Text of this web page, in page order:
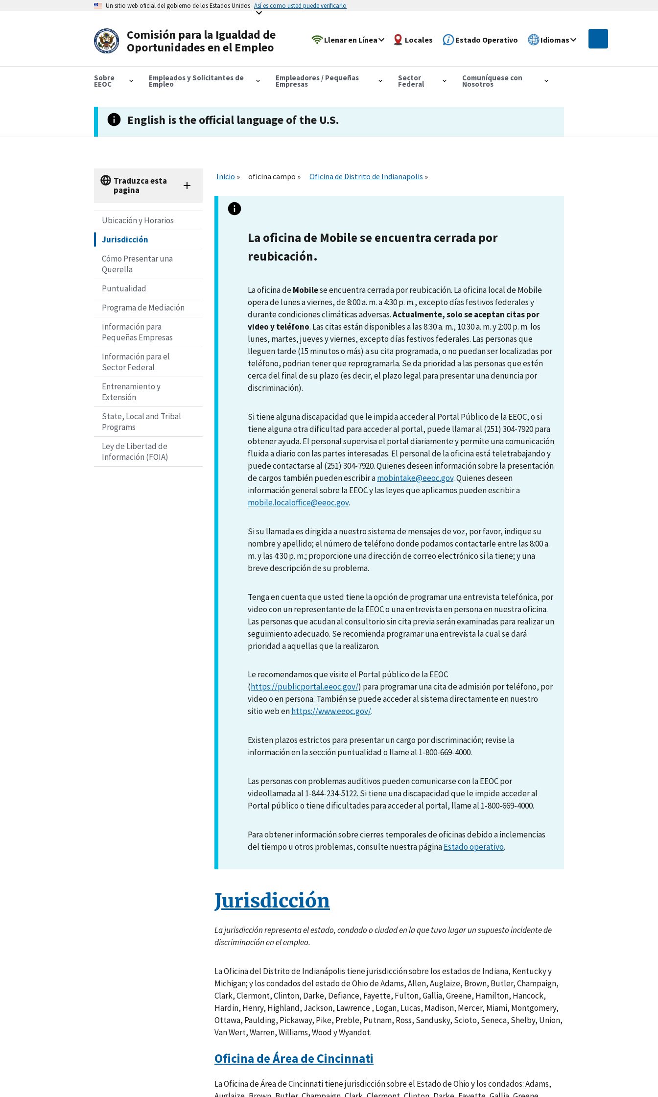
Un sitio web oficial del gobierno de los Estados Unidos Así es como usted puede verificarlo
Comisión para la Igualdad de
Oportunidades en el Empleo
Llenar en Línea Locales Estado Operativo Idiomas
Sobre
EEOC
Empleados y Solicitantes de
Empleo
Empleadores / Pequeñas
Empresas
Sector
Federal
Comuníquese con
Nosotros
English is the official language of the U.S.
Traduzca esta
pagina
Ubicación y Horarios
Jurisdicción
Cómo Presentar una
Querella
Puntualidad
Programa de Mediación
Información para
Pequeñas Empresas
Información para el
Sector Federal
Entrenamiento y
Extensión
State, Local and Tribal
Programs
Ley de Libertad de
Información (FOIA)
Inicio oficina campo Oficina de Distrito de Indianapolis
La oficina de Mobile se encuentra cerrada por
reubicación.
La oficina deMobilese encuentra cerrada por reubicación. La oficina local de Mobile
opera de lunes a viernes, de 8:00 a. m. a 4:30 p. m., excepto días festivos federales y
durante condiciones climáticas adversas.Actualmente, solo se aceptan citas por
video y teléfono. Las citas están disponibles a las 8:30 a. m., 10:30 a. m. y 2:00 p. m. los
lunes, martes, jueves y viernes, excepto días festivos federales. Las personas que
lleguen tarde (15 minutos o más) a su cita programada, o no puedan ser localizadas por
teléfono, podrian tener que reprogramarla. Se da prioridad a las personas que estén
cerca del final de su plazo (es decir, el plazo legal para presentar una denuncia por
discriminación).
Si tiene alguna discapacidad que le impida acceder al Portal Público de la EEOC, o si
tiene alguna otra dificultad para acceder al portal, puede llamar al (251) 304-7920 para
obtener ayuda. El personal supervisa el portal diariamente y permite una comunicación
fluida a diario con las partes interesadas. El personal de la oficina está teletrabajando y
puede contactarse al (251) 304-7920. Quienes deseen información sobre la presentación
de cargos también pueden escribir amobintake@eeoc.gov. Quienes deseen
información general sobre la EEOC y las leyes que aplicamos pueden escribir a
mobile.localoffice@eeoc.gov.
Si su llamada es dirigida a nuestro sistema de mensajes de voz, por favor, indique su
nombre y apellido; el número de teléfono donde podamos contactarle entre las 8:00 a.
m. y las 4:30 p. m.; proporcione una dirección de correo electrónico si la tiene; y una
breve descripción de su problema.
Tenga en cuenta que usted tiene la opción de programar una entrevista telefónica, por
video con un representante de la EEOC o una entrevista en persona en nuestra oficina.
Las personas que acudan al consultorio sin cita previa serán examinadas para realizar un
seguimiento adecuado. Se recomienda programar una entrevista la cual se dará
prioridad a aquellas que la realizaron.
Le recomendamos que visite el Portal público de la EEOC
(https://publicportal.eeoc.gov/) para programar una cita de admisión por teléfono, por
video o en persona. También se puede acceder al sistema directamente en nuestro
sitio web enhttps://www.eeoc.gov/.
Existen plazos estrictos para presentar un cargo por discriminación; revise la
información en la sección puntualidad o llame al 1-800-669-4000.
Las personas con problemas auditivos pueden comunicarse con la EEOC por
videollamada al 1-844-234-5122. Si tiene una discapacidad que le impide acceder al
Portal público o tiene dificultades para acceder al portal, llame al 1-800-669-4000.
Para obtener información sobre cierres temporales de oficinas debido a inclemencias
del tiempo u otros problemas, consulte nuestra páginaEstado operativo.
Jurisdicción
La jurisdicción representa el estado, condado o ciudad en la que tuvo lugar un supuesto incidente de
discriminación en el empleo.
La Oficina del Distrito de Indianápolis tiene jurisdicción sobre los estados de Indiana, Kentucky y
Michigan; y los condados del estado de Ohio de Adams, Allen, Auglaize, Brown, Butler, Champaign,
Clark, Clermont, Clinton, Darke, Defiance, Fayette, Fulton, Gallia, Greene, Hamilton, Hancock,
Hardin, Henry, Highland, Jackson, Lawrence , Logan, Lucas, Madison, Mercer, Miami, Montgomery,
Ottawa, Paulding, Pickaway, Pike, Preble, Putnam, Ross, Sandusky, Scioto, Seneca, Shelby, Union,
Van Wert, Warren, Williams, Wood y Wyandot.
Oficina de Área de Cincinnati
La Oficina de Área de Cincinnati tiene jurisdicción sobre el Estado de Ohio y los condados: Adams,